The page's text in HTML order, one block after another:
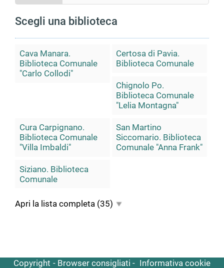
Scegli una biblioteca
Cava Manara.
Biblioteca Comunale
"Carlo Collodi"
Certosa di Pavia.
Biblioteca Comunale
Chignolo Po.
Biblioteca Comunale
"Lelia Montagna"
Cura Carpignano.
Biblioteca Comunale
"Villa Imbaldi"
San Martino
Siccomario. Biblioteca
Comunale "Anna Frank"
Siziano. Biblioteca
Comunale
Apri la lista completa (35)
Copyright Browser consigliati Informativa cookie